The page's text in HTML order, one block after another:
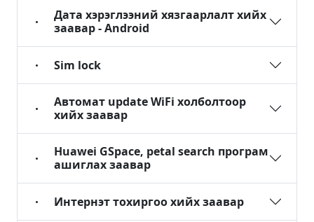
Дата хэрэглээний хязгаарлалт хийх
заавар - Android
Sim lock
Автомат update WiFi холболтоор
хийх заавар
Huawei GSpace, petal search програм
ашиглах заавар
Интернэт тохиргоо хийх заавар